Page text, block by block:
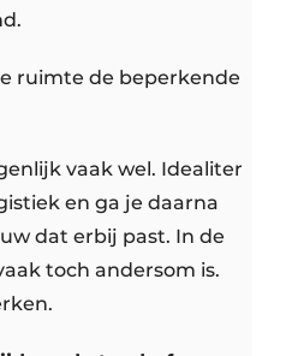
ruimte de beperkende
vaak wel. Idealiter
en ga je daarna
dat erbij past. In de
toch andersom is.